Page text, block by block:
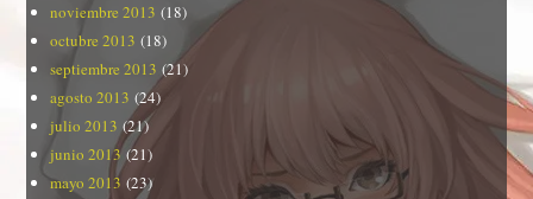
noviembre 2013 (18)
octubre 2013 (18)
septiembre 2013 (21)
agosto 2013 (24)
julio 2013 (21)
junio 2013(21)
mayo 2013 (23)